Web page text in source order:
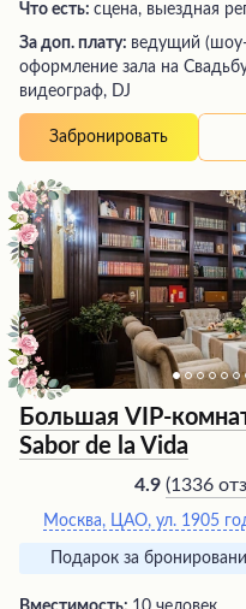
Что есть: сцена, выездная
За доп. плату: ведущий
оформление зала на
видеограф, DJ
Забронировать
Большая VIP-
Sabor de la Vida
4.9 (1336
Москва, ЦАО, ул. 1905
Подарок за